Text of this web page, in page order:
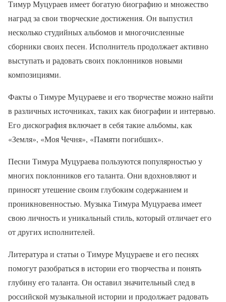
Тимур Муцураев имеет богатую биографию и множество
наград за свои творческие достижения. Он выпустил
несколько студийных альбомов и многочисленные
сборники своих песен. Исполнитель продолжает активно
выступать и радовать своих поклонников новыми
композициями.
Факты о Тимуре Муцураеве и его творчестве можно найти
в различных источниках, таких как биографии и интервью.
Его дискография включает в себя такие альбомы, как
«Земля», «Моя Чечня», «Памяти погибших».
Песни Тимура Муцураева пользуются популярностью у
многих поклонников его таланта. Они вдохновляют и
приносят утешение своим глубоким содержанием и
проникновенностью. Музыка Тимура Муцураева имеет
свою личность и уникальный стиль, который отличает его
от других исполнителей.
Литература и статьи о Тимуре Муцураеве и его песнях
помогут разобраться в истории его творчества и понять
глубину его таланта. Он оставил значительный след в
российской музыкальной истории и продолжает радовать